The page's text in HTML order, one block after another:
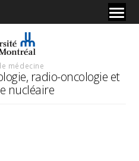
médecine
radio-oncologie et
nucléaire